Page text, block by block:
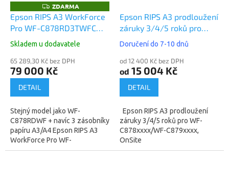
Z
D
A
R
A
ZDARMA
Epson RIPS A3 WorkForce
Pro WF-C878RD3TWFC
(C11CH60401BP)
Skladem u dodavatele
65 289,30 Kč bez DPH
79 000 Kč
DETAIL
Stejný model jako WF-
C878RDWF + navíc 3 zásobníky
papíru A3/A4 Epson RIPS A3
WorkForce Pro WF-
C878RD3TWFC
Epson RIPS A3 prodloužení
záruky 3/4/5 roků pro
WF-C878xxxx/WF-
Doručení do 7-10 dnů
od 12 400 Kč bez DPH
od 15 004 Kč
DETAIL
Epson RIPS A3 prodloužení
záruky 3/4/5 roků pro WF-
C878xxxx/WF-C879xxxx,
OnSite